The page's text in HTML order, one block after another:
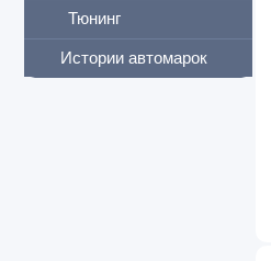
Тюнинг
Истории автомарок